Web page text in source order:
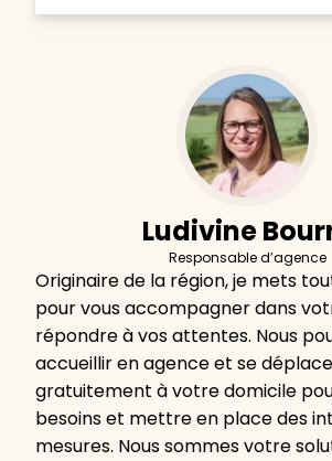
Ludivine
Responsable d’agence
Originaire de la région, je mets
pour vous accompagner dans
répondre à vos attentes. Nous
accueillir en agence et se
gratuitement à votre domicile
besoins et mettre en place des
mesures. Nous sommes votre